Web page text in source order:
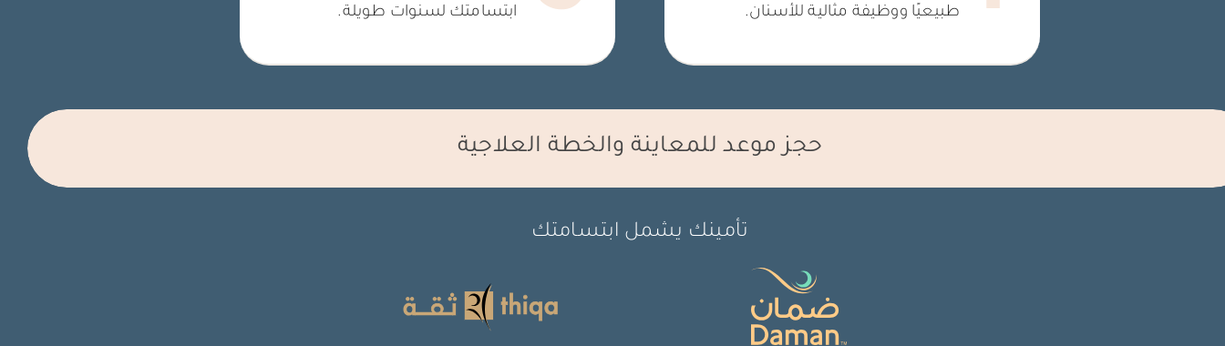
طبيعيًا ووظيفة مثالية للأسنان.
ابتسامتك لسنوات طويلة.
حجز موعد للمعاينة والخطة العلاجية
تأمينك يشمل ابتسامتك